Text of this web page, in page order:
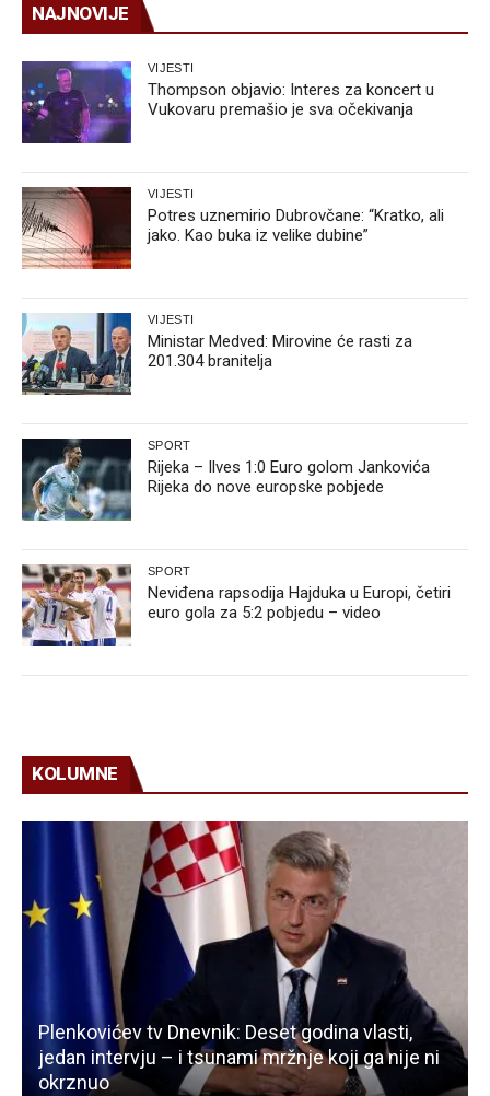
NAJNOVIJE
VIJESTI
Thompson objavio: Interes za koncert u
Vukovaru premašio je sva očekivanja
VIJESTI
Potres uznemirio Dubrovčane: “Kratko, ali
jako. Kao buka iz velike dubine”
VIJESTI
Ministar Medved: Mirovine će rasti za
201.304 branitelja
SPORT
Rijeka – Ilves 1:0 Euro golom Jankovića
Rijeka do nove europske pobjede
SPORT
Neviđena rapsodija Hajduka u Europi, četiri
euro gola za 5:2 pobjedu – video
KOLUMNE
Plenkovićev tv Dnevnik: Deset godina vlasti,
jedan intervju – i tsunami mržnje koji ga nije ni
okrznuo